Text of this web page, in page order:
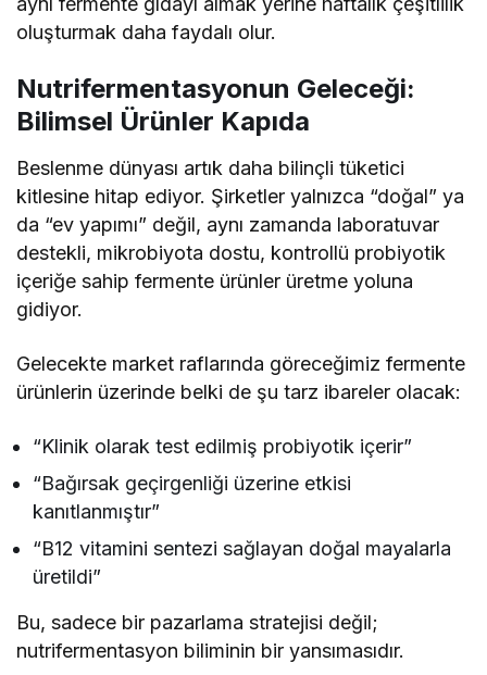
oluşturmak daha faydalı olur.
Nutrifermentasyonun Geleceği:
Bilimsel Ürünler Kapıda
Beslenme dünyası artık daha bilinçli tüketici
kitlesine hitap ediyor. Şirketler yalnızca “doğal” ya
da “ev yapımı” değil, aynı zamanda laboratuvar
destekli, mikrobiyota dostu, kontrollü probiyotik
içeriğe sahip fermente ürünler üretme yoluna
gidiyor.
Gelecekte market raflarında göreceğimiz fermente
ürünlerin üzerinde belki de şu tarz ibareler olacak:
“Klinik olarak test edilmiş probiyotik içerir”
“Bağırsak geçirgenliği üzerine etkisi
kanıtlanmıştır”
“B12 vitamini sentezi sağlayan doğal mayalarla
üretildi”
Bu, sadece bir pazarlama stratejisi değil;
nutrifermentasyon biliminin bir yansımasıdır.